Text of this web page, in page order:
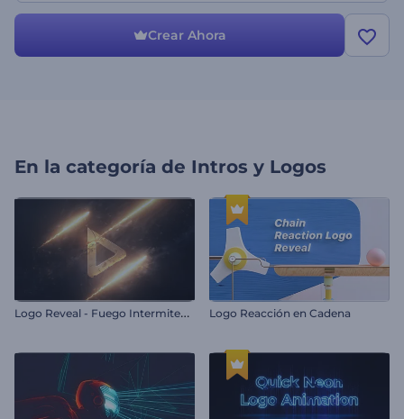
Crear Ahora
En la categoría de Intros y Logos
L
ogo Reveal - Fuego Intermitente Logo Reacción en Cadena